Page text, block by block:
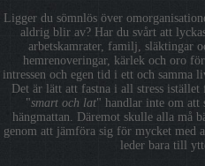
Ligger du sömnlös över
aldrig blir av? Har du svårt att
arbetskamrater, familj, släktingar
hemrenoveringar, kärlek och oro
intressen och egen tid i ett och samma
Det är lätt att fastna i all stress
"smart och lat" handlar inte om
hängmattan. Däremot skulle alla må
genom att jämföra sig för mycket med
leder bara till